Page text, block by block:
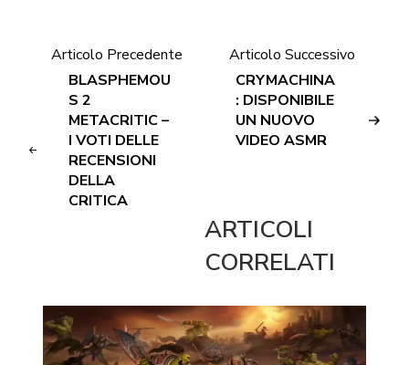
Articolo Precedente
BLASPHEMOU
S 2
METACRITIC –
I VOTI DELLE
RECENSIONI
DELLA
CRITICA
Articolo Successivo
CRYMACHINA
: DISPONIBILE
UN NUOVO
VIDEO ASMR
ARTICOLI
CORRELATI